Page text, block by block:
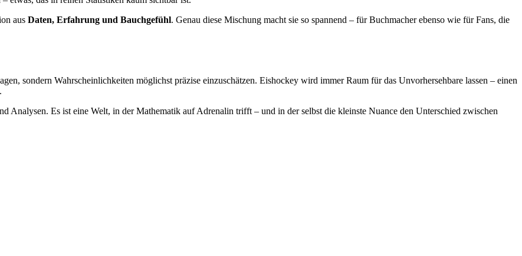
aus Daten, Erfahrung und Bauchgefühl. Genau diese Mischung macht sie so spannend – für Buchmacher ebenso wie für Fans, die
sondern Wahrscheinlichkeiten möglichst präzise einzuschätzen. Eishockey wird immer Raum für das Unvorhersehbare lassen – einen
Analysen. Es ist eine Welt, in der Mathematik auf Adrenalin trifft – und in der selbst die kleinste Nuance den Unterschied zwischen